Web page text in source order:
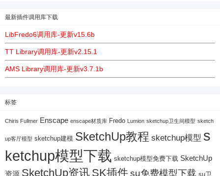
最新插件调用库下载
LibFredo6调用库-更新v15.6b
TT Library调用库-更新v2.15.1
AMS Library调用库-更新v3.7.1b
标签
Chiris Fullmer Enscape enscape材质库 Fredo Lumion sketchup卫生间模型 sketch
up客厅模型 sketchup建模 SketchUp教程 sketchup模型 s
ketchup模型下载 sketchup模型免费下载 SketchUp
资源 SketchUp资讯 SK插件su免费模型下载